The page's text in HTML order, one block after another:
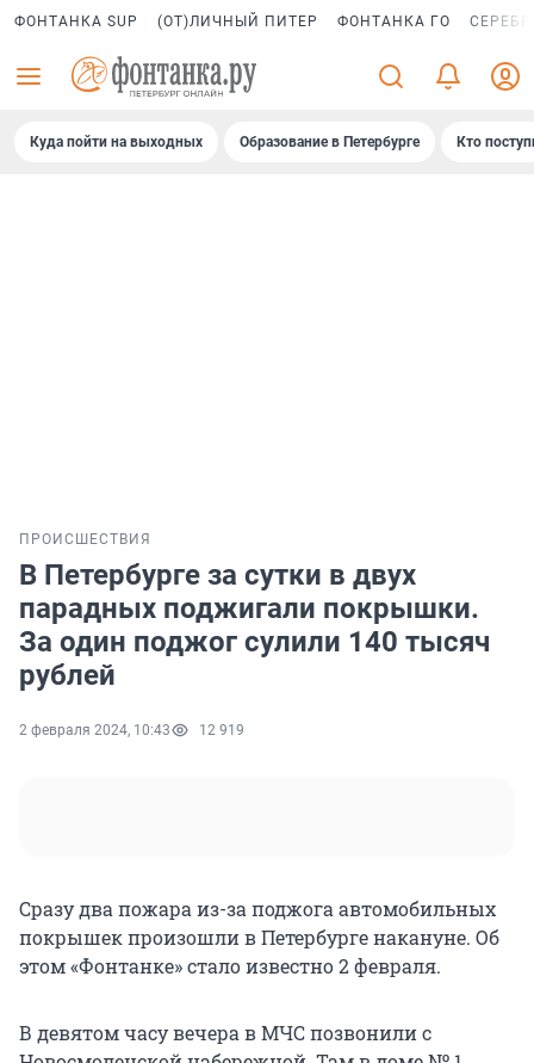
ФОНТАНКА SUP (ОТ)ЛИЧНЫЙ ПИТЕР ФОНТАНКА ГО
Куда пойти на выходных Образование в Петербурге Кто
ПРОИСШЕСТВИЯ
В Петербурге за сутки в двух
парадных поджигали покрышки.
За один поджог сулили 140 тысяч
рублей
2 февраля 2024, 10:43 12 919
Сразу два пожара из-за поджога автомобильных
покрышек произошли в Петербурге накануне. Об
этом «Фонтанке» стало известно 2 февраля.
В девятом часу вечера в МЧС позвонили с